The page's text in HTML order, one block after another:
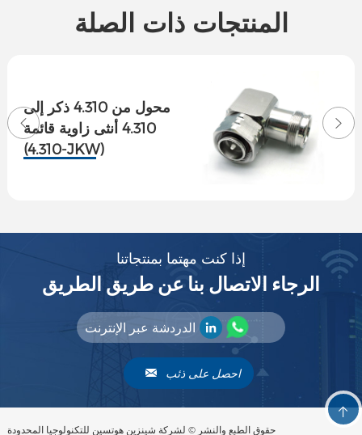
المنتجات ذات الصلة
محول من 4.310 ذكر إلى
4.310 أنثى زاوية قائمة
(4.310-JKW)
إذا كنت مهتما بمنتجاتنا
الرجاء الاتصال بنا عن طريق الطريق
الدردشة عبر الإنترنت
احصل على ذئب
حقوق الطبع والنشر © لشركة شينزين هوتسين للتكنولوجيا المحدودة